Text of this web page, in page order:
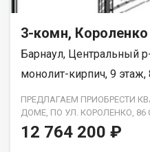
3-комн,
Барнаул, Центральный
монолит-кирпич, 9 этаж,
ПРЕДЛАГАЕМ ПРИОБРЕСТИ
ДОМЕ, ПО УЛ. КОРОЛЕНКО, 86
военная ипотека Застройщик
выполнением следующих
12 764 200 ₽